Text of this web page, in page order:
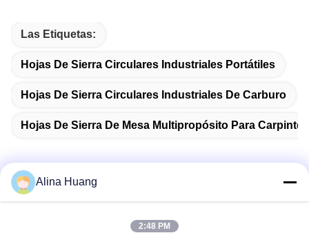
Las Etiquetas:
Hojas De Sierra Circulares Industriales Portátiles
Hojas De Sierra Circulares Industriales De Carburo
Hojas De Sierra De Mesa Multipropósito Para
Alina Huang
2:48 PM